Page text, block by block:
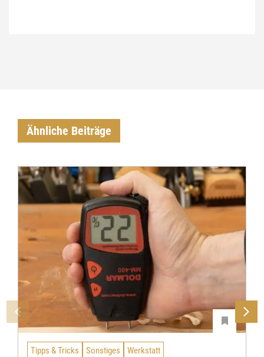
Ähnliche Beiträge
Tipps & Tricks Sonstiges Werkstatt